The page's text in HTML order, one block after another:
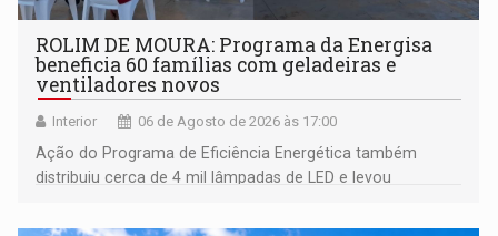
ROLIM DE MOURA: Programa da Energisa
beneficia 60 famílias com geladeiras e
ventiladores novos
Interior 06 de Agosto de 2026 às 17:00
Ação do Programa de Eficiência Energética também
distribuiu cerca de 4 mil lâmpadas de LED e levou
comunidade